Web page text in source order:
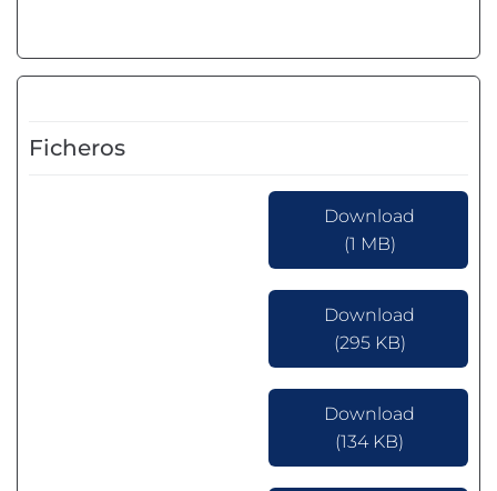
Ficheros
Download
(1 MB)
Download
(295 KB)
Download
(134 KB)